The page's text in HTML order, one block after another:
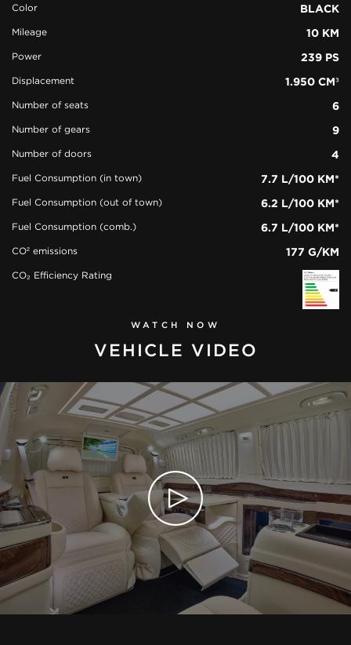
Color BLACK
Mileage 10 KM
Power 239 PS
Displacement 1.950 CM³
Number of seats 6
Number of gears 9
Number of doors 4
Fuel Consumption (in town) 7.7 L/100 KM*
Fuel Consumption (out of town) 6.2 L/100 KM*
Fuel Consumption (comb.) 6.7 L/100 KM*
CO² emissions 177 G/KM
CO₂ Efficiency Rating
WATCH NOW
VEHICLE VIDEO